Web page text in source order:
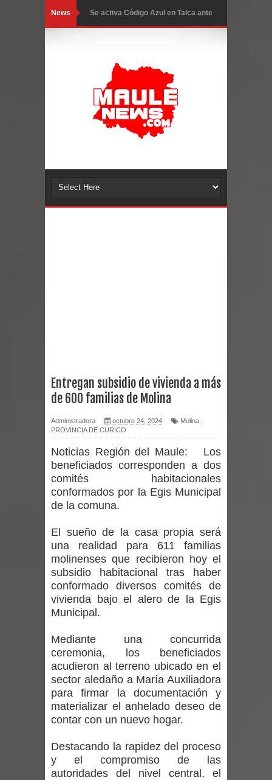
News GORE Maule figura tercero a nivel
traslados con $133 millones
Dos internos intentaron escapar por
un forado desde la cárcel de Talca
Temporal obliga a cerrar
Chancho en Talca tras caída de
Alerta por hantavirus: expertos piden
reforzar medidas y consulta oportuna
Matrimonios Linarenses Celebraron
Departamento Comunal de Salud de
vacunación contra la Influenza y otros
virus respiratorios
Empedrado desarrolló con éxito el
Banda linarense Los Remembers
regresa de Brasil tras impulsar un
intercambio musical y pedagógico
Alta positividad en influenza hace que
Entregan subsidio de vivienda a más
de 600 familias de Molina
Administradora octubre 24, 2024 Molina
PROVINCIA DE CURICO
Noticias Región del Maule: Los
beneficiados corresponden a dos
comités habitacionales
conformados por la Egis Municipal
de la comuna.
El sueño de la casa propia será
una realidad para 611 familias
molinenses que recibieron hoy el
subsidio habitacional tras haber
conformado diversos comités de
vivienda bajo el alero de la Egis
Municipal.
Mediante una concurrida
ceremonia, los beneficiados
acudieron al terreno ubicado en el
sector aledaño a María Auxiliadora
para firmar la documentación y
materializar el anhelado deseo de
contar con un nuevo hogar.
Destacando la rapidez del proceso
y el compromiso de las
autoridades del nivel central, el